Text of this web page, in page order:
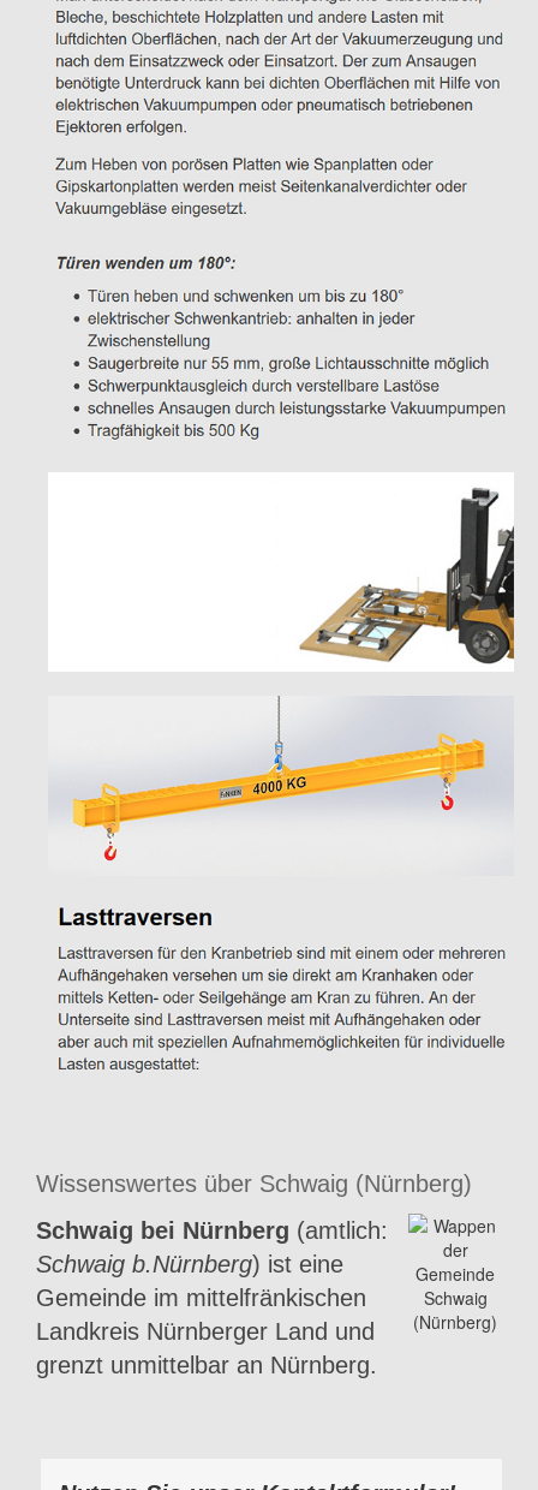
Wissenswertes über Schwaig (Nürnberg)
Schwaig bei Nürnberg (amtlich:
Schwaig b.Nürnberg) ist eine
Gemeinde im mittelfränkischen
Landkreis Nürnberger Land und
grenzt unmittelbar an Nürnberg.